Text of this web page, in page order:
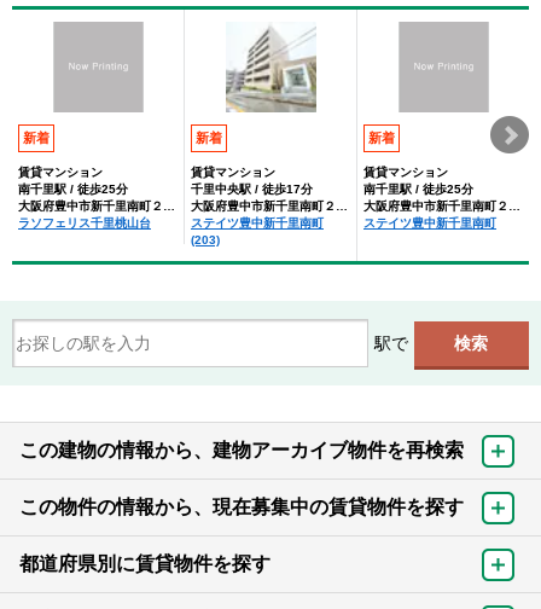
新着
賃貸マンション
南千里駅 / 徒歩25分
ラソフェリス千里桃山台
新着
賃貸マンション
千里中央駅 / 徒歩17分
ステイツ豊中新千里南町
(203)
新着
賃貸マンション
南千里駅 / 徒歩25分
ステイツ豊中新千里南町
駅で
この建物の情報から、建物アーカイブ物件を再検索
この物件の情報から、現在募集中の賃貸物件を探す
都道府県別に賃貸物件を探す